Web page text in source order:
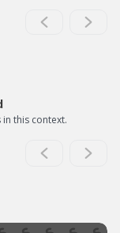
this context.